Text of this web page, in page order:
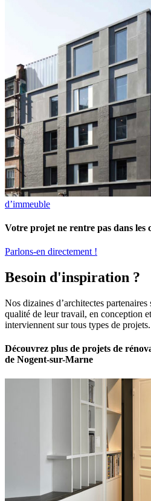
d’immeuble
Votre projet ne rentre pas dans les
Parlons-en directement !
Besoin d'inspiration ?
Nos dizaines d’architectes
qualité de leur travail, en conception
interviennent sur tous types de projets.
Découvrez plus de projets de
de Nogent-sur-Marne